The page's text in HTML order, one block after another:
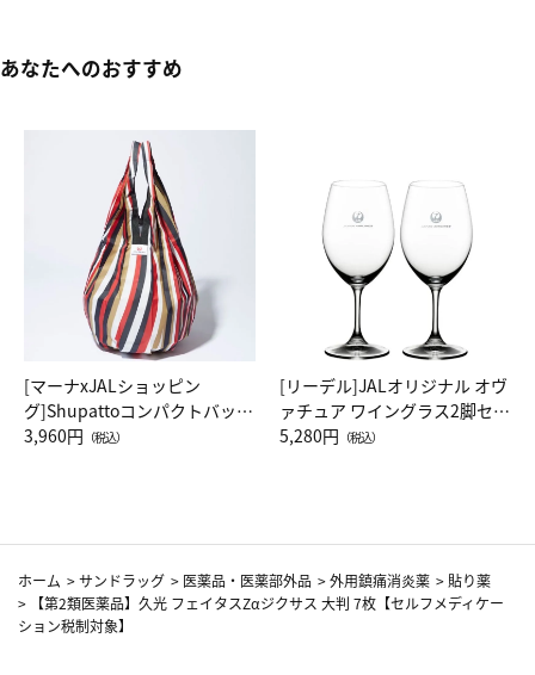
あなたへのおすすめ
[マーナxJALショッピン
グ]Shupattoコンパクトバッグ
Drop JAL客室乗務員（LC）ス
3,960円 （税込）
[リーデル]JALオリジナル オヴ
ァチュア ワイングラス2脚セッ
ト（レッドワイン）
5,280円 （税込）
ホーム >サンドラッグ > 医薬品・医薬部外品 >外用鎮痛消炎薬 > 貼り薬
>
【第2類医薬品】久光 フェイタスZαジクサス 大判 7枚【セルフメディケー
ション税制対象】